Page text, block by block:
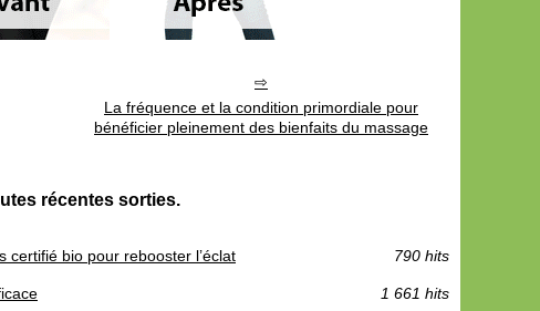
La fréquence et la condition primordiale pour
bénéficier pleinement des bienfaits du massage
récentes sorties.
certifié bio pour rebooster l’éclat 790 hits
1 661 hits